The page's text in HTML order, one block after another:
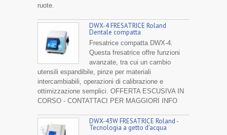
ruote.
DWX-4 FRESATRICE Roland
Dentale compatta
Fresatrice compatta DWX-4.
Questa fresatrice offre funzioni
avanzate, tra cui un cambio
utensili espandibile, pinze per materiali
intercambiabili, operazioni di calibrazione e
ottimizzazione semplici. OFFERTA ESCUSIVA IN
CORSO - CONTATTACI PER MAGGIORI INFO
DWX-43W FRESATRICE Roland -
Tecnologia a getto d'acqua